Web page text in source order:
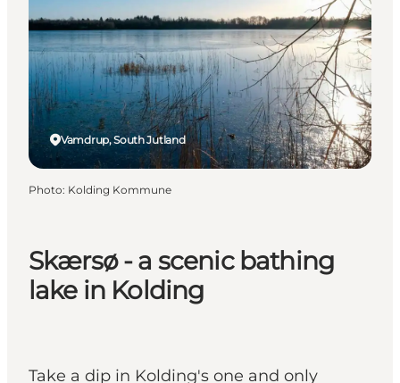
Quoi faire
Hébergements
Planifiez votre voyage
Skærsø - a scenic bathing
lake in Kolding
Take a dip in Kolding's one and only
Vamdrup, South Jutland
Photo: Kolding Kommune